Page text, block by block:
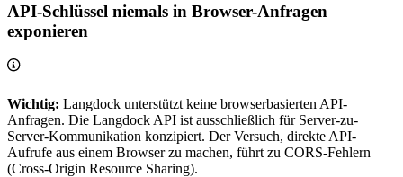
API-Schlüssel niemals in Browser-Anfragen
exponieren
Wichtig: Langdock unterstützt keine browserbasierten API-
Anfragen. Die Langdock API ist ausschließlich für Server-zu-
Server-Kommunikation konzipiert. Der Versuch, direkte API-
Aufrufe aus einem Browser zu machen, führt zu CORS-Fehlern
(Cross-Origin Resource Sharing).